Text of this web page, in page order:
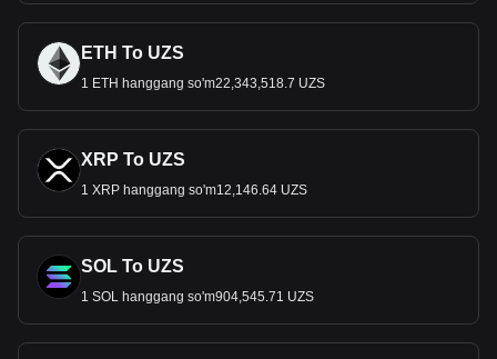
ETH To UZS
1 ETH hanggang so'm22,343,518.7 UZS
XRP To UZS
1 XRP hanggang so'm12,146.64 UZS
SOL To UZS
1 SOL hanggang so'm904,545.71 UZS